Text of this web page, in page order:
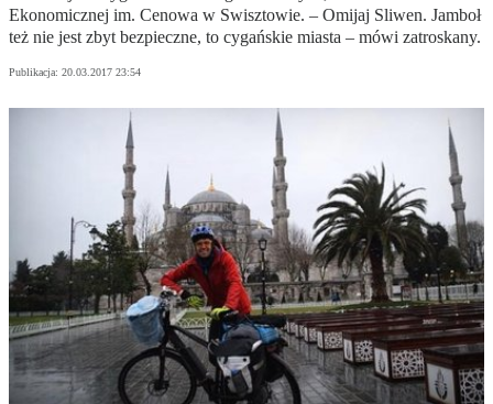
Ekonomicznej im. Cenowa w Swisztowie. – Omijaj Sliwen. Jamboł
też nie jest zbyt bezpieczne, to cygańskie miasta – mówi zatroskany.
Publikacja: 20.03.2017 23:54